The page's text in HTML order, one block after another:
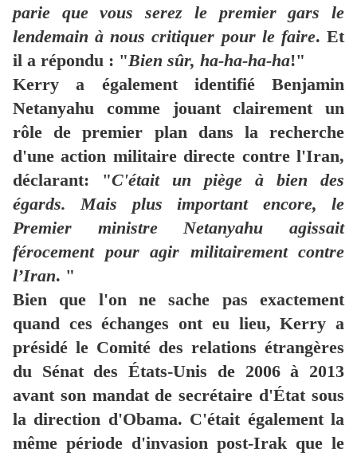
parie que vous serez le premier gars le
lendemain à nous critiquer pour le faire. Et
il a répondu : "Bien sûr, ha-ha-ha-ha!"
Kerry a également identifié Benjamin
Netanyahu comme jouant clairement un
rôle de premier plan dans la recherche
d'une action militaire directe contre l'Iran,
déclarant: "C'était un piège à bien des
égards. Mais plus important encore, le
Premier ministre Netanyahu agissait
férocement pour agir militairement contre
l’Iran. "
Bien que l'on ne sache pas exactement
quand ces échanges ont eu lieu, Kerry a
présidé le Comité des relations étrangères
du Sénat des États-Unis de 2006 à 2013
avant son mandat de secrétaire d'État sous
la direction d'Obama. C'était également la
même période d'invasion post-Irak que le